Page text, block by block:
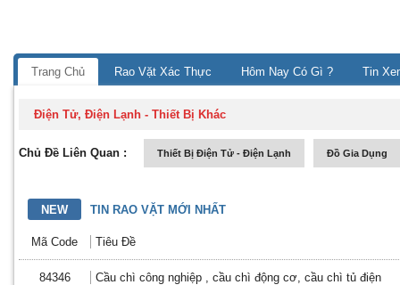
Trang Chủ Rao Vặt Xác Thực Hôm Nay Có Gì ? Tin
Điện Tử, Điện Lạnh -Thiết Bị Khác
Chủ Đề Liên Quan : Thiết Bị Điện Tử - Điện Lạnh Đồ Gia Dụng
NEW TIN RAO VẶT MỚI NHẤT
Mã Code Tiêu Đề
84346 Cầu chì công nghiệp , cầu chì động cơ, cầu chì tủ điện